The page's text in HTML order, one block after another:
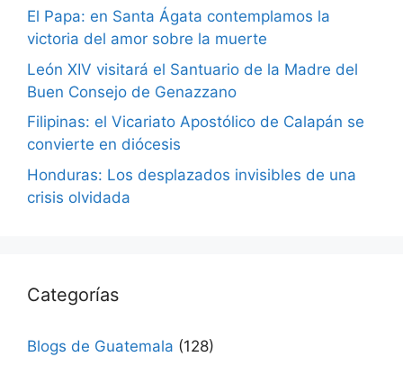
El Papa: en Santa Ágata contemplamos la
victoria del amor sobre la muerte
León XIV visitará el Santuario de la Madre del
Buen Consejo de Genazzano
Filipinas: el Vicariato Apostólico de Calapán se
convierte en diócesis
Honduras: Los desplazados invisibles de una
crisis olvidada
Categorías
Blogs de Guatemala (128)